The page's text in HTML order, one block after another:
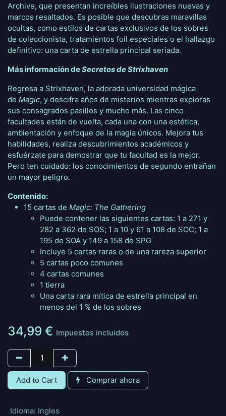
Archive, que presentan increíbles ilustraciones nuevas y
marcos resaltados. Es posible que descubras maravillas
ocultas, como estilos de cartas exclusivos de los sobres
de coleccionista, tratamientos foil especiales o el hallazgo
definitivo: una carta de estrella principal seriada.
Más información deSecretos de Strixhaven
Regresa a Strixhaven, la adorada universidad mágica
de Magic, y descifra años de misterios mientras exploras
sus consagrados pasillos y mucho más. Las cinco
facultades están de vuelta, cada una con una estética,
ambientación y enfoque de la magia únicos. Mejora tus
habilidades, realiza descubrimientos académicos y
esfuérzate para demostrar que tu facultad es la mejor.
Pero ten cuidado: los conocimientos de segundo entrañan
un mayor peligro.
Contenido:
15 cartas de Magic: The Gathering
Puede contener las siguientes cartas: 1 a 271 y
282 a 362 de SOS; 1 a 10 y 61 a 108 de SOC; 1 a
195 de SOA y 149 a 158 de SPG
Incluye 5 cartas raras o de una rareza superior
5 cartas poco comunes
4 cartas comunes
1 tierra
Una carta rara mítica de estrella principal en
menos del 1 % de los sobres
34,99 € Impuestos incluidos
Add to Cart Comprar ahora
Idioma: Ingles